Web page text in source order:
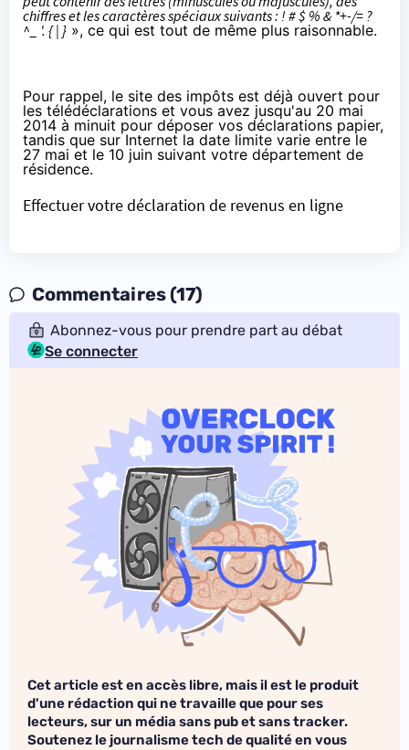
chiffres et les caractères spéciaux suivants : ! # $ % & *+-/= ?
^_ '. { | } », ce qui est tout de même plus raisonnable.
Pour rappel, le site des impôts est déjà ouvert pour
les télédéclarations et vous avez jusqu'au 20 mai
2014 à minuit pour déposer vos déclarations papier,
tandis que sur Internet la date limite varie entre le
27 mai et le 10 juin suivant votre département de
résidence.
Effectuer votre déclaration de revenus en ligne
Commentaires (17)
Abonnez-vous pour prendre part au débat
Se connecter
Cet article est en accès libre, mais il est le produit
d'une rédaction qui ne travaille que pour ses
lecteurs, sur un média sans pub et sans tracker.
Soutenez le journalisme tech de qualité en vous